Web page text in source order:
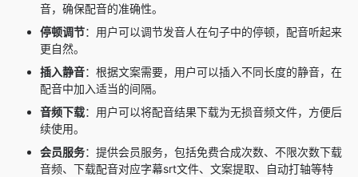
音，确保配音的准确性。
停顿调节：用户可以调节发音人在句子中的停顿，配音听起来
更自然。
插入静音：根据文案需要，用户可以插入不同长度的静音，在
配音中加入适当的间隔。
音频下载：用户可以将配音结果下载为无损音频文件，方便后
续使用。
会员服务：提供会员服务，包括免费合成次数、不限次数下载
音频、下载配音对应字幕srt文件、文案提取、自动打轴等特